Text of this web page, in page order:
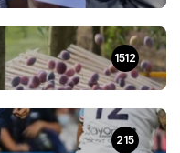
1512
215